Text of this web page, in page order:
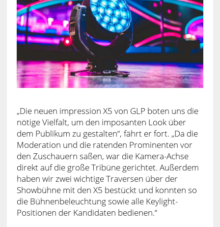
„Die neuen impression X5 von GLP boten uns die
nötige Vielfalt, um den imposanten Look über
dem Publikum zu gestalten“, fährt er fort. „Da die
Moderation und die ratenden Prominenten vor
den Zuschauern saßen, war die Kamera-Achse
direkt auf die große Tribüne gerichtet. Außerdem
haben wir zwei wichtige Traversen über der
Showbühne mit den X5 bestückt und konnten so
die Bühnenbeleuchtung sowie alle Keylight-
Positionen der Kandidaten bedienen.“